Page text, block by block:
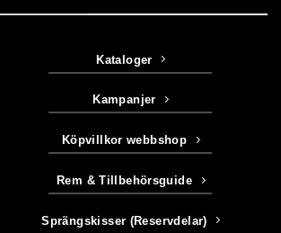
Kataloger
Kampanjer
Köpvillkor webbshop
Rem & Tillbehörsguide
Sprängskisser (Reservdelar)